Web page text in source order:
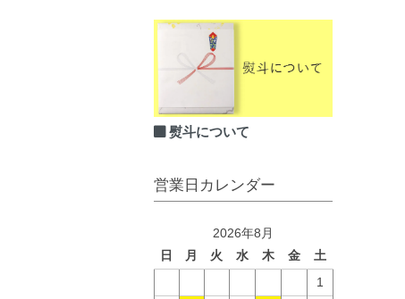
熨斗について
営業日カレンダー
2026年8月
日
月 火 水 木 金
土
1